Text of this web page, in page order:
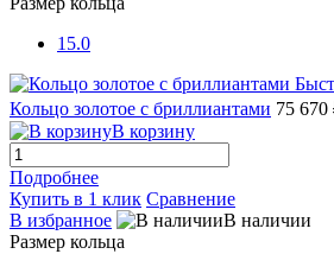
15.0
Кольцо золотое с бриллиантами 75 670
В корзину
Подробнее
Купить в 1 клик Сравнение
В избранное
В наличии
Размер кольца